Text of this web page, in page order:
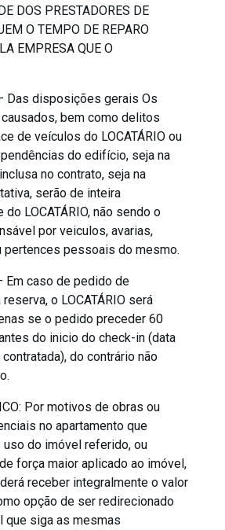
DOS PRESTADORES DE
O TEMPO DE REPARO
EMPRESA QUE O
Das disposições gerais Os
bem como delitos
de veículos do LOCATÁRIO ou
do edifício, seja na
no contrato, seja na
serão de inteira
LOCATÁRIO, não sendo o
por veiculos, avarias,
pertences pessoais do mesmo.
Em caso de pedido de
o LOCATÁRIO será
se o pedido preceder 60
do inicio do check-in (data
do contrário não
Por motivos de obras ou
no apartamento que
do imóvel referido, ou
força maior aplicado ao imóvel,
receber integralmente o valor
opção de ser redirecionado
que siga as mesmas